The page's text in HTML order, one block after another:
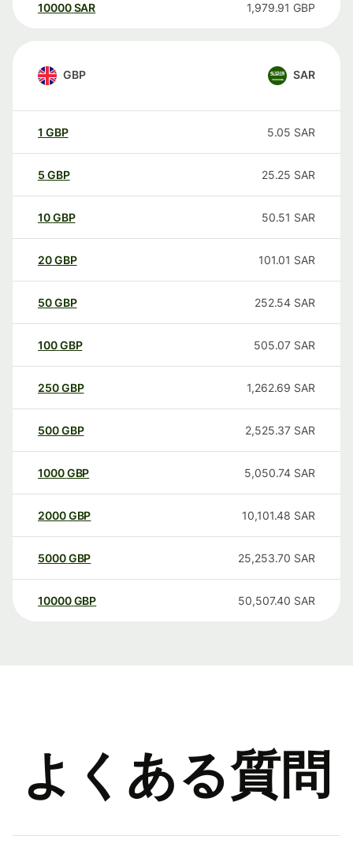
10000 SAR 1,979.91 GBP
GBP SAR
1 GBP 5.05 SAR
5 GBP 25.25 SAR
10GBP 50.51 SAR
20GBP 101.01 SAR
50GBP 252.54 SAR
100GBP 505.07 SAR
250GBP 1,262.69 SAR
500GBP 2,525.37 SAR
1000GBP 5,050.74 SAR
2000GBP 10,101.48 SAR
5000GBP 25,253.70 SAR
10000 GBP 50,507.40 SAR
よくある質問